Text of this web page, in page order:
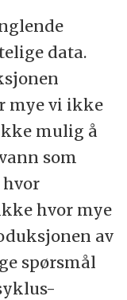
data.
mye vi ikke
mulig å
som
hvor mye
av
spørsmål